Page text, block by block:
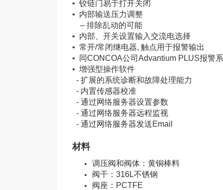
• 铰链门易于打开关闭
• 内部输送压力调整
– 排除乱动的可能
• 内部、开关设置输入交流电选择
• 常开/常闭继电器, 触点用于报警输出
• 同CONCOA公司Advantium PLUS报警
• 增强型操作软件
- 扩展的系统诊断和故障处理能力
- 内置传感器校准
- 通过网络服务器设置参数
- 通过网络服务器远程监视
- 通过网络服务器发送Email
材料
调压阀和阀体：黄铜棒料
阀干：316L不锈钢
阀座：PCTFE